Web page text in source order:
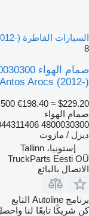
السيارات القاطرة Mercedes-Benz Actros MP4 Antos Arocs (2012-)
8
Arocs (2012-)
€198.40 ≈ $229.20
صمام الهواء
4800030300 0044311406 A0044311406
ديزل / مازوت
إستونيا، Tallinn
TruckParts Eesti OÜ
الاتصال بالبائع
برنامج Autoline التابع
كن شريكًا تابعًا لنا